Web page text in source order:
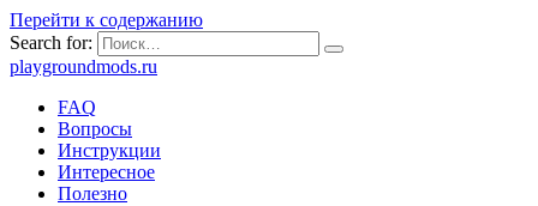
Перейти к содержанию
Search for:
playgroundmods.ru
FAQ
Вопросы
Инструкции
Интересное
Полезно